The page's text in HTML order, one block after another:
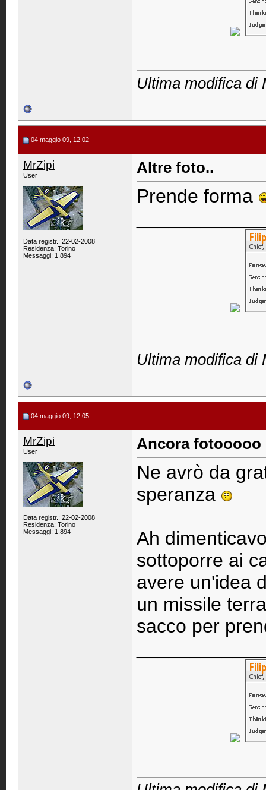
Ultima modifica di
04 maggio 09, 12:02
MrZipi
User
Data registr.: 22-02-2008
Residenza: Torino
Messaggi: 1.894
Altre foto..
Prende forma
Ultima modifica di
04 maggio 09, 12:05
MrZipi
User
Data registr.: 22-02-2008
Residenza: Torino
Messaggi: 1.894
Ancora fotooooo
Ne avrò da
speranza
Ah
sottoporre ai
avere un'idea
un missile
sacco per